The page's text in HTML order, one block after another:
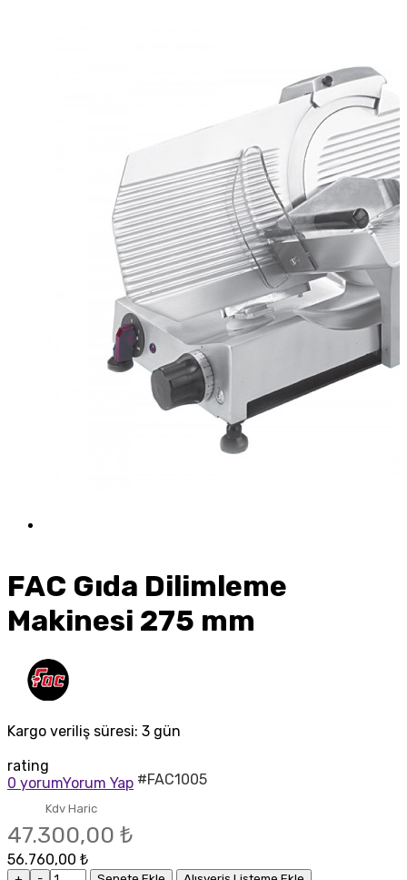
FAC Gıda Dilimleme
Makinesi 275 mm
Kargo veriliş süresi: 3 gün
rating
0 yorumYorum Yap #FAC1005
Kdv Haric
47.300,00 ₺
56.760,00 ₺